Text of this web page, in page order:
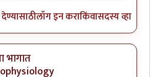
लॉग इन कराकिंवासदस्य व्हा
भागात